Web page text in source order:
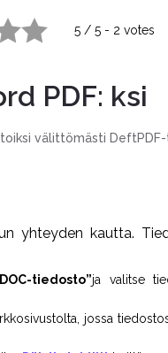
5 / 5 - 2 votes
PDF: ksi
välittömästi DeftPDF-
yhteyden kautta.
tiedosto”ja valitse
jossa